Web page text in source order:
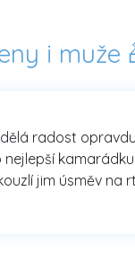
i muže
radost
jim úsměv